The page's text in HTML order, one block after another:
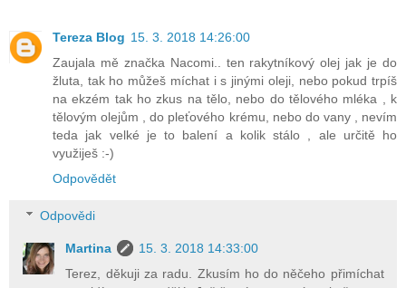
Tereza Blog 15. 3. 2018 14:26:00
Zaujala mě značka Nacomi.. ten rakytníkový olej jak je do
žluta, tak ho můžeš míchat i s jinými oleji, nebo pokud trpíš
na ekzém tak ho zkus na tělo, nebo do tělového mléka , k
tělovým olejům , do pleťového krému, nebo do vany , nevím
teda jak velké je to balení a kolik stálo , ale určitě ho
využiješ :-)
Odpovědět
Odpovědi
Martina
15. 3. 2018 14:33:00
Terez, děkuji za radu. Zkusím ho do něčeho přimíchat